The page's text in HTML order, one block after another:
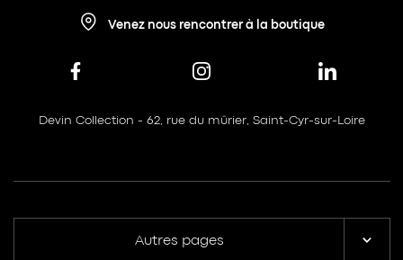
Venez nous rencontrer à la boutique
Devin Collection - 62, rue du mûrier, Saint-Cyr-sur-Loire
Autres pages